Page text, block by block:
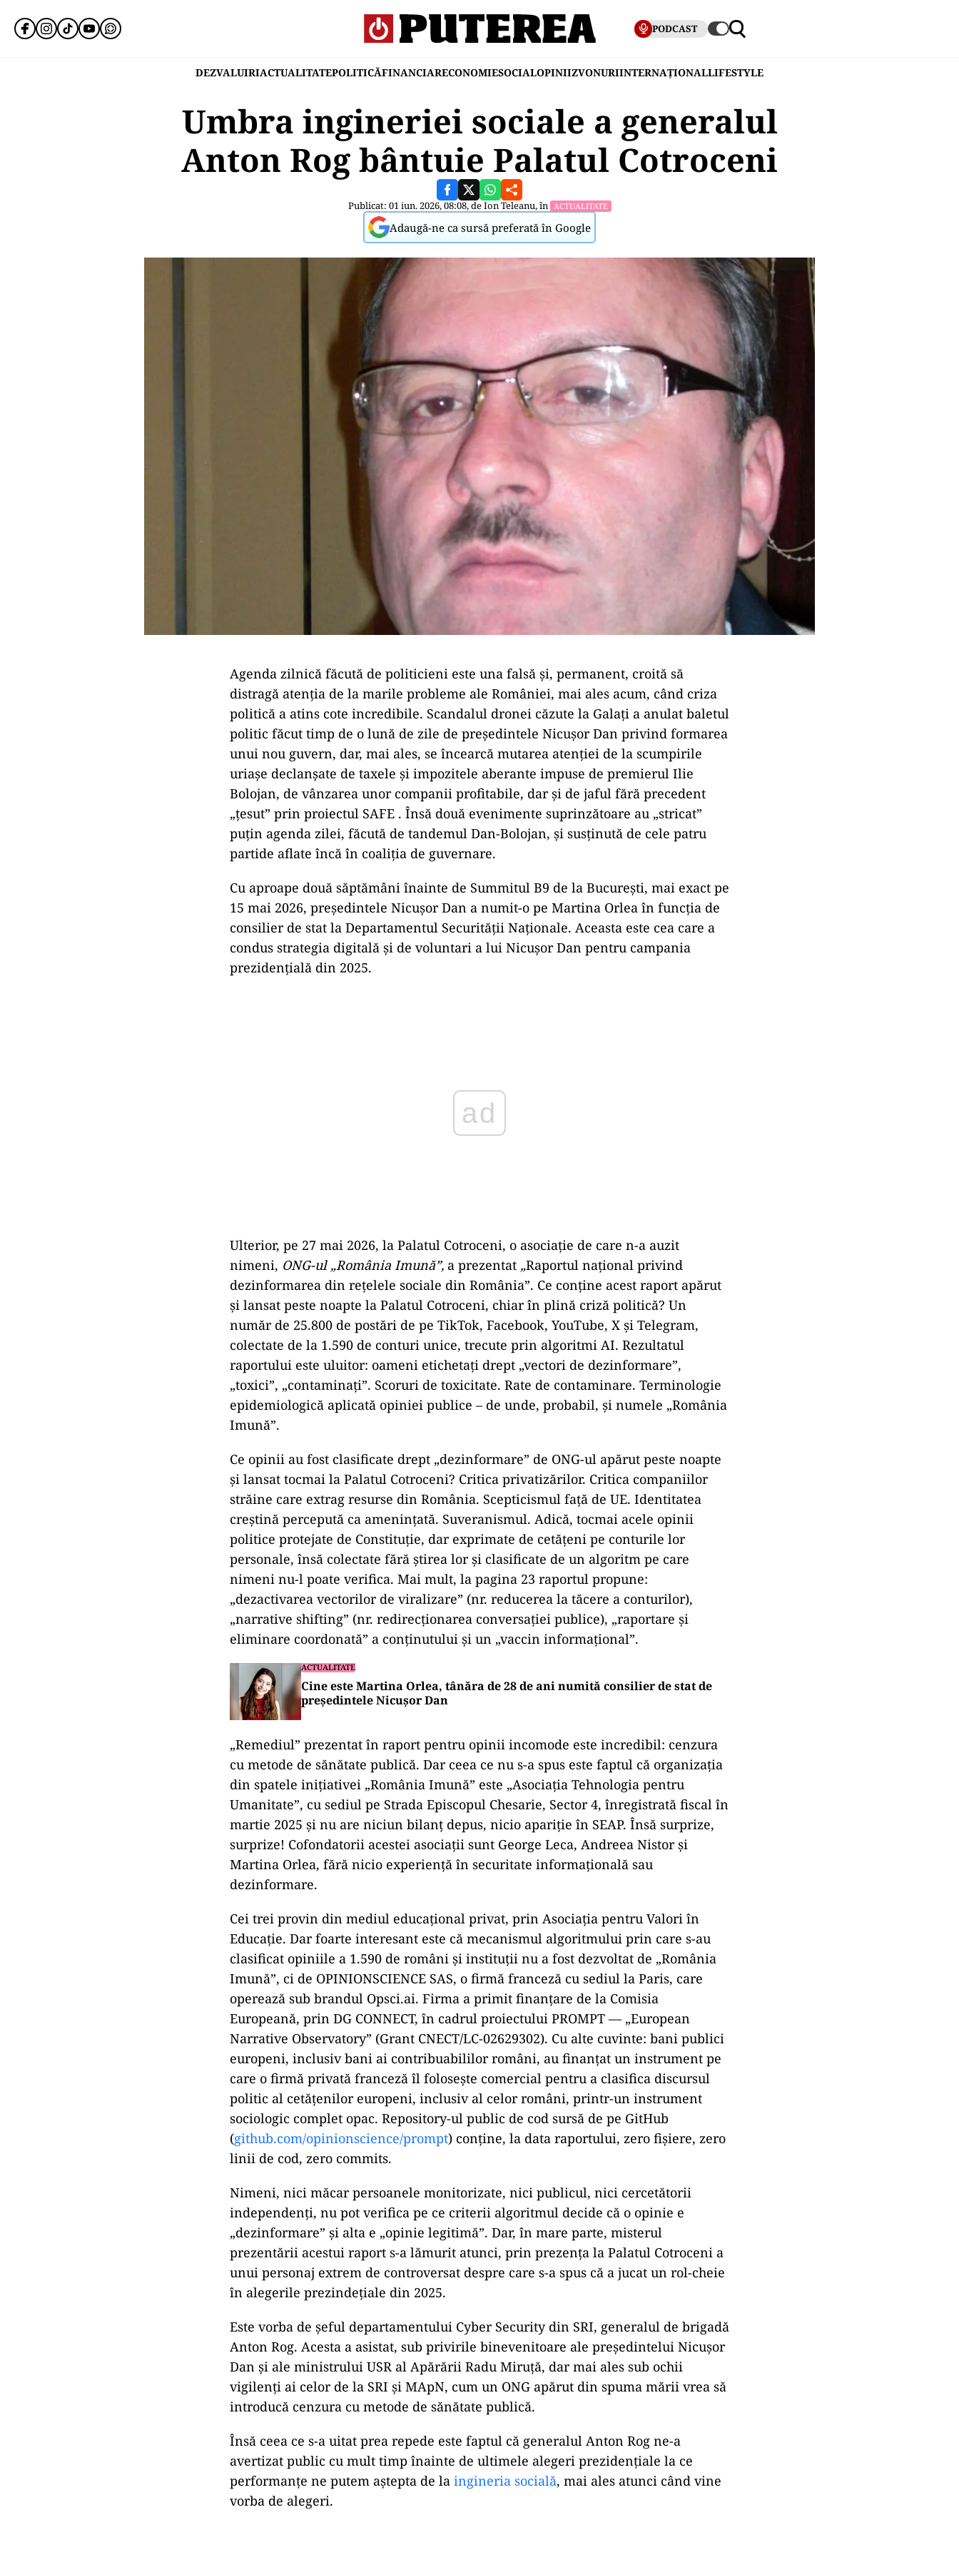
PODCAST
DEZVALUIRIACTUALITATEPOLITICĂFINANCIARECONOMIESOCIALOPINIIZVONURIINTERNAȚIONALLIFESTYLE
Umbra ingineriei sociale a generalul
Anton Rog bântuie Palatul Cotroceni
Publicat: 01 iun. 2026, 08:08, deIon Teleanu, în ACTUALITATE
Adaugă-ne ca sursă preferată în Google
Agenda zilnică făcută de politicieni este una falsă și, permanent, croită să
distragă atenția de la marile probleme ale României, mai ales acum, când criza
politică a atins cote incredibile. Scandalul dronei căzute la Galați a anulat baletul
politic făcut timp de o lună de zile de președintele Nicușor Dan privind formarea
unui nou guvern, dar, mai ales, se încearcă mutarea atenției de la scumpirile
uriașe declanșate de taxele și impozitele aberante impuse de premierul Ilie
Bolojan, de vânzarea unor companii profitabile, dar și de jaful fără precedent
„țesut” prin proiectul SAFE . Însă două evenimente suprinzătoare au „stricat”
puțin agenda zilei, făcută de tandemul Dan-Bolojan, și susținută de cele patru
partide aflate încă în coaliția de guvernare.
Cu aproape două săptămâni înainte de Summitul B9 de la București, mai exact pe
15 mai 2026, președintele Nicușor Dan a numit-o pe Martina Orlea în funcția de
consilier de stat la Departamentul Securității Naționale. Aceasta este cea care a
condus strategia digitală și de voluntari a lui Nicușor Dan pentru campania
prezidențială din 2025.
Ulterior, pe 27 mai 2026, la Palatul Cotroceni, o asociație de care n-a auzit
nimeni, ONG-ul „România Imună”, a prezentat „Raportul național privind
dezinformarea din rețelele sociale din România”. Ce conține acest raport apărut
și lansat peste noapte la Palatul Cotroceni, chiar în plină criză politică? Un
număr de 25.800 de postări de pe TikTok, Facebook, YouTube, X și Telegram,
colectate de la 1.590 de conturi unice, trecute prin algoritmi AI. Rezultatul
raportului este uluitor: oameni etichetați drept „vectori de dezinformare”,
„toxici”, „contaminați”. Scoruri de toxicitate. Rate de contaminare. Terminologie
epidemiologică aplicată opiniei publice – de unde, probabil, și numele „România
Imună”.
Ce opinii au fost clasificate drept „dezinformare” de ONG-ul apărut peste noapte
și lansat tocmai la Palatul Cotroceni? Critica privatizărilor. Critica companiilor
străine care extrag resurse din România. Scepticismul față de UE. Identitatea
creștină percepută ca amenințată. Suveranismul. Adică, tocmai acele opinii
politice protejate de Constituție, dar exprimate de cetățeni pe conturile lor
personale, însă colectate fără știrea lor și clasificate de un algoritm pe care
nimeni nu-l poate verifica. Mai mult, la pagina 23 raportul propune:
„dezactivarea vectorilor de viralizare” (nr. reducerea la tăcere a conturilor),
„narrative shifting” (nr. redirecționarea conversației publice), „raportare și
eliminare coordonată” a conținutului și un „vaccin informațional”.
ACTUALITATE
Cine este Martina Orlea, tânăra de 28 de ani numită consilier de stat de
președintele Nicușor Dan
„Remediul” prezentat în raport pentru opinii incomode este incredibil: cenzura
cu metode de sănătate publică. Dar ceea ce nu s-a spus este faptul că organizația
din spatele inițiativei „România Imună” este „Asociația Tehnologia pentru
Umanitate”, cu sediul pe Strada Episcopul Chesarie, Sector 4, înregistrată fiscal în
martie 2025 și nu are niciun bilanț depus, nicio apariție în SEAP. Însă surprize,
surprize! Cofondatorii acestei asociații sunt George Leca, Andreea Nistor și
Martina Orlea, fără nicio experiență în securitate informațională sau
dezinformare.
Cei trei provin din mediul educațional privat, prin Asociația pentru Valori în
Educație. Dar foarte interesant este că mecanismul algoritmului prin care s-au
clasificat opiniile a 1.590 de români și instituții nu a fost dezvoltat de „România
Imună”, ci de OPINIONSCIENCE SAS, o firmă franceză cu sediul la Paris, care
operează sub brandul Opsci.ai. Firma a primit finanțare de la Comisia
Europeană, prin DG CONNECT, în cadrul proiectului PROMPT — „European
Narrative Observatory” (Grant CNECT/LC-02629302). Cu alte cuvinte: bani publici
europeni, inclusiv bani ai contribuabililor români, au finanțat un instrument pe
care o firmă privată franceză îl folosește comercial pentru a clasifica discursul
politic al cetățenilor europeni, inclusiv al celor români, printr-un instrument
sociologic complet opac. Repository-ul public de cod sursă de pe GitHub
(github.com/opinionscience/prompt) conține, la data raportului, zero fișiere, zero
linii de cod, zero commits.
Nimeni, nici măcar persoanele monitorizate, nici publicul, nici cercetătorii
independenți, nu pot verifica pe ce criterii algoritmul decide că o opinie e
„dezinformare” și alta e „opinie legitimă”. Dar, în mare parte, misterul
prezentării acestui raport s-a lămurit atunci, prin prezența la Palatul Cotroceni a
unui personaj extrem de controversat despre care s-a spus că a jucat un rol-cheie
în alegerile prezindețiale din 2025.
Este vorba de șeful departamentului Cyber Security din SRI, generalul de brigadă
Anton Rog. Acesta a asistat, sub privirile binevenitoare ale președintelui Nicușor
Dan și ale ministrului USR al Apărării Radu Miruță, dar mai ales sub ochii
vigilenți ai celor de la SRI și MApN, cum un ONG apărut din spuma mării vrea să
introducă cenzura cu metode de sănătate publică.
Însă ceea ce s-a uitat prea repede este faptul că generalul Anton Rog ne-a
avertizat public cu mult timp înainte de ultimele alegeri prezidențiale la ce
performanțe ne putem aștepta de la ingineria socială, mai ales atunci când vine
vorba de alegeri.